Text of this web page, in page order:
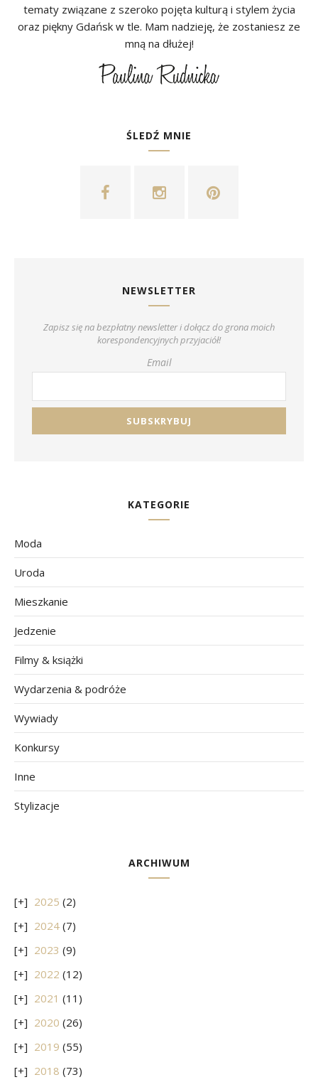
tematy związane z szeroko pojęta kulturą i stylem życia
oraz piękny Gdańsk w tle. Mam nadzieję, że zostaniesz ze
mną na dłużej!
ŚLEDŹ MNIE
NEWSLETTER
Zapisz się na bezpłatny newsletter i dołącz do grona moich
korespondencyjnych przyjaciół!
Email
KATEGORIE
Moda
Uroda
Mieszkanie
Jedzenie
Filmy & książki
Wydarzenia & podróże
Wywiady
Konkursy
Inne
Stylizacje
ARCHIWUM
2025 (2)
2024 (7)
2023 (9)
2022 (12)
2021 (11)
2020 (26)
2019 (55)
2018 (73)